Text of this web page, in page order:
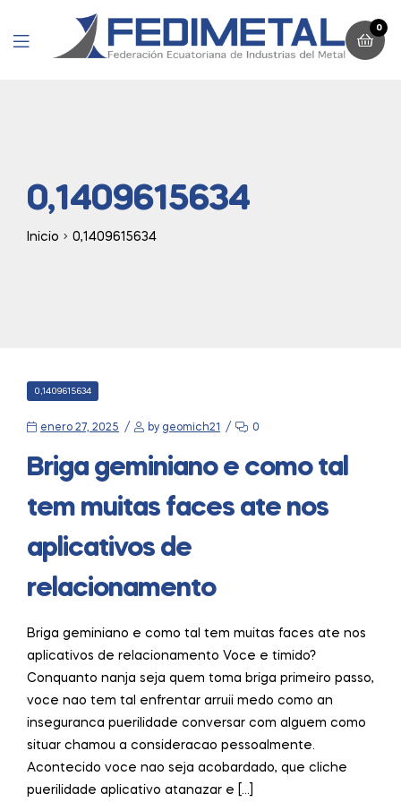
Menu
0
0,1409615634
Inicio 0,1409615634
CATEGORIES
0,1409615634
enero 27, 2025 by geomich21 0
Briga geminiano e como tal
tem muitas faces ate nos
aplicativos de
relacionamento
Briga geminiano e como tal tem muitas faces ate nos
aplicativos de relacionamento Voce e timido?
Conquanto nanja seja quem toma briga primeiro passo,
voce nao tem tal enfrentar arruii medo como an
inseguranca puerilidade conversar com alguem como
situar chamou a consideracao pessoalmente.
Acontecido voce nao seja acobardado, que cliche
puerilidade aplicativo atanazar e […]